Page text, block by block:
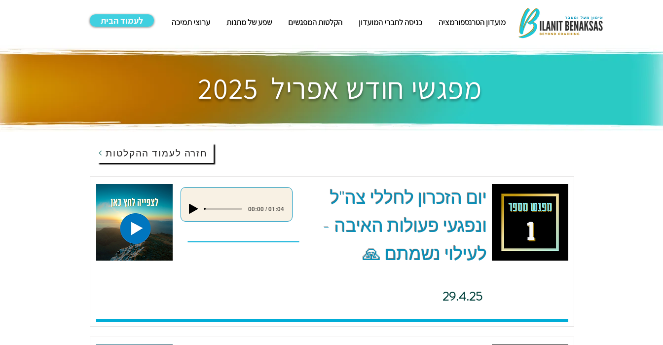
לעמוד הבית מועדון הטרנספורמציה כניסה לחברי המועדון הקלטות המפגשים שפע של מתנות ערוצי תמיכה
מפגשי חודש אפריל 2025
חזרה לעמוד ההקלטות
00:00 / 01:04
יום הזכרון לחללי צה"ל
ונפגעי פעולות האיבה -
לעילוי נשמתם 🙏
29.4.25